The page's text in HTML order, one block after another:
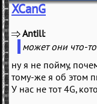
XCanG
Antill
может они что-
ну я не пойму,
тому-же я об этом
У нас не тот 4G,